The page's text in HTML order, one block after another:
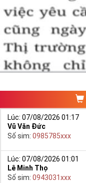
Lúc: 07/08/2026 01:17
Vũ Văn Đức
Số sim: 0985785xxx
Lúc: 07/08/2026 01:01
Lê Minh Thọ
Số sim: 0943031xxx